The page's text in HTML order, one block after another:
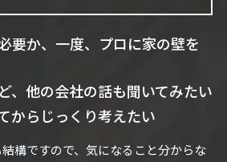
要か、一度、プロに家の壁を
、他の会社の話も聞いてみたい
からじっくり考えたい
構ですので、気になること分からな